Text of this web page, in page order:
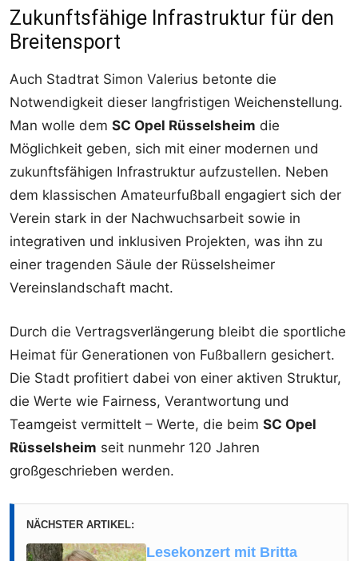
Zukunftsfähige Infrastruktur für den
Breitensport
Auch Stadtrat Simon Valerius betonte die
Notwendigkeit dieser langfristigen Weichenstellung.
Man wolle dem SC Opel Rüsselsheim die
Möglichkeit geben, sich mit einer modernen und
zukunftsfähigen Infrastruktur aufzustellen. Neben
dem klassischen Amateurfußball engagiert sich der
Verein stark in der Nachwuchsarbeit sowie in
integrativen und inklusiven Projekten, was ihn zu
einer tragenden Säule der Rüsselsheimer
Vereinslandschaft macht.
Durch die Vertragsverlängerung bleibt die sportliche
Heimat für Generationen von Fußballern gesichert.
Die Stadt profitiert dabei von einer aktiven Struktur,
die Werte wie Fairness, Verantwortung und
Teamgeist vermittelt – Werte, die beim SC Opel
Rüsselsheim seit nunmehr 120 Jahren
großgeschrieben werden.
NÄCHSTER ARTIKEL:
Lesekonzert mit Britta